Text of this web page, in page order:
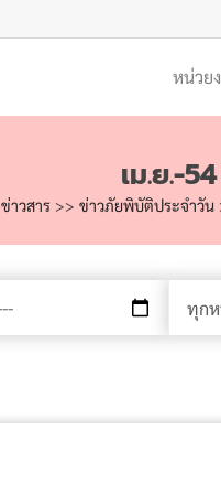
หน่วย
เม.ย.-54
ข่าวสาร >> ข่าวภัยพิบัติประจำวัน